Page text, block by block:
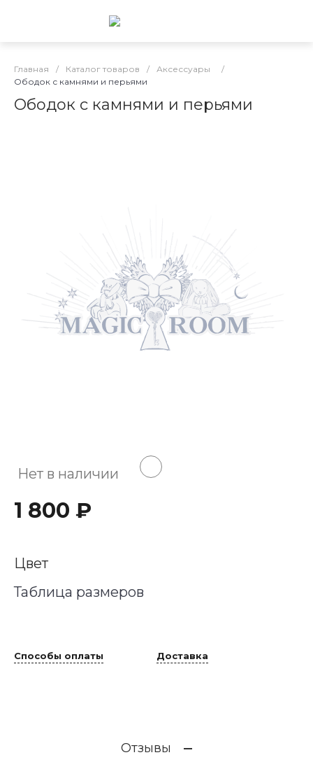
Главная / Каталог товаров / Аксессуары
/
Ободок с камнями и перьями
Ободок с камнями и перьями
Нет в наличии
1 800 ₽
Цвет
Таблица размеров
Способы оплаты Доставка
Отзывы